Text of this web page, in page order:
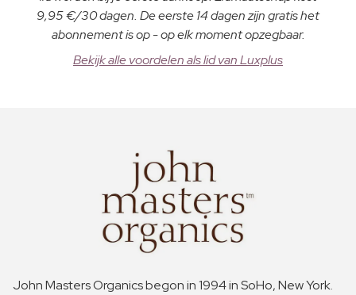
9,95 €/30 dagen. De eerste 14 dagen zijn gratis het
abonnement is op - op elk moment opzegbaar.
Bekijk alle voordelen als lid van Luxplus
John Masters Organics begon in 1994 in SoHo, New York.